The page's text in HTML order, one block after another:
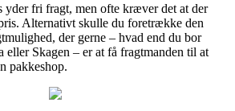
yder fri fragt, men ofte kræver det at der
Alternativt skulle du foretrække den
der gerne – hvad end du bor
Skagen – er at få fragtmanden til at
pakkeshop.